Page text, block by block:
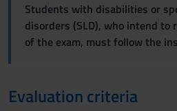
Students with disabilities or
disorders (SLD), who intend
of the exam, must follow the
Evaluation criteria